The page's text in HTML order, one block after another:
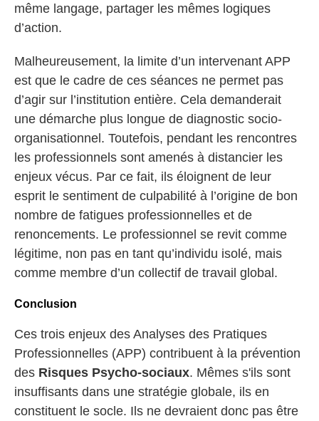
même langage, partager les mêmes logiques
d’action.
Malheureusement, la limite d’un intervenant APP
est que le cadre de ces séances ne permet pas
d’agir sur l’institution entière. Cela demanderait
une démarche plus longue de diagnostic socio-
organisationnel. Toutefois, pendant les rencontres
les professionnels sont amenés à distancier les
enjeux vécus. Par ce fait, ils éloignent de leur
esprit le sentiment de culpabilité à l’origine de bon
nombre de fatigues professionnelles et de
renoncements. Le professionnel se revit comme
légitime, non pas en tant qu’individu isolé, mais
comme membre d’un collectif de travail global.
Conclusion
Ces trois enjeux des Analyses des Pratiques
Professionnelles (APP) contribuent à la prévention
des Risques Psycho-sociaux. Mêmes s'ils sont
insuffisants dans une stratégie globale, ils en
constituent le socle. Ils ne devraient donc pas être